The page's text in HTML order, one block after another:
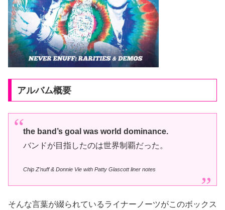
アルバム概要
the band’s goal was world dominance.
バンドが目指したのは世界制覇だった。
Chip Z’nuff & Donnie Vie with Patty Glascott liner notes
そんな言葉が綴られているライナーノーツがこのボックス